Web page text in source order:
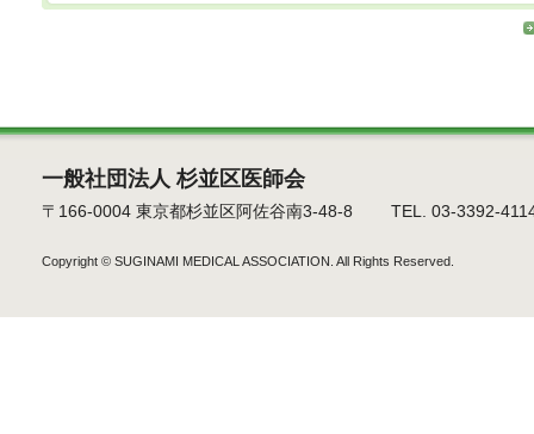
一般社団法人 杉並区医師会
〒166-0004 東京都杉並区阿佐谷南3-48-8 TEL. 03-3392-
Copyright © SUGINAMI MEDICAL ASSOCIATION. All Rights Reserved.